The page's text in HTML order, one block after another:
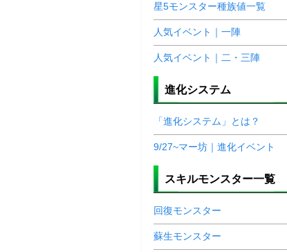
星5モンスター種族値一覧
人気イベント｜一陣
人気イベント｜二・三陣
進化システム
「進化システム」とは？
9/27~マー坊｜進化イベント
スキルモンスター一覧
回復モンスター
蘇生モンスター